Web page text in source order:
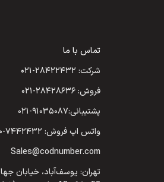
تماس با ما
شرکت: ۲۸۴۲۲۴۳۲-۰۲۱
فروش: ۲۸۴۲۸۶۳۶-۰۲۱
پشتیبانی:۹۱۰۳۵۰۸۷-۰۲۱
واتس اپ فروش: ۷۴۴۲۴۳۲-۰۹۳۰
Sales@codnumber.com
تهران: یوسف‌آباد، خیابان